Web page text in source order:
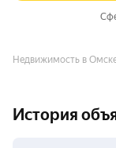
Недвижимость в
История